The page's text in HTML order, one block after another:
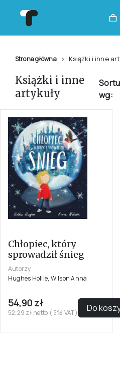
Strona główna Książki i inne
Książki i inne
artykuły
wg:
Chłopiec, który
sprowadził śnieg
Autorzy
Hughes Hollie, Wilson Anna
54,90 zł
52,29 zł netto ( 5% VAT) Do